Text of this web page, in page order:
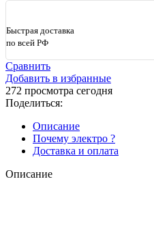
Быстрая доставка
по всей РФ
Сравнить
Добавить в избранные
272 просмотра сегодня
Поделиться:
Описание
Почему электро ?
Доставка и оплата
Описание